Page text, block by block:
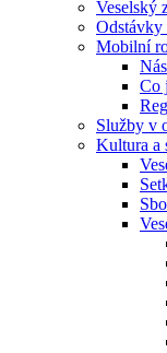
Veselský
Mobilní
Co
Služby v
Kultura a